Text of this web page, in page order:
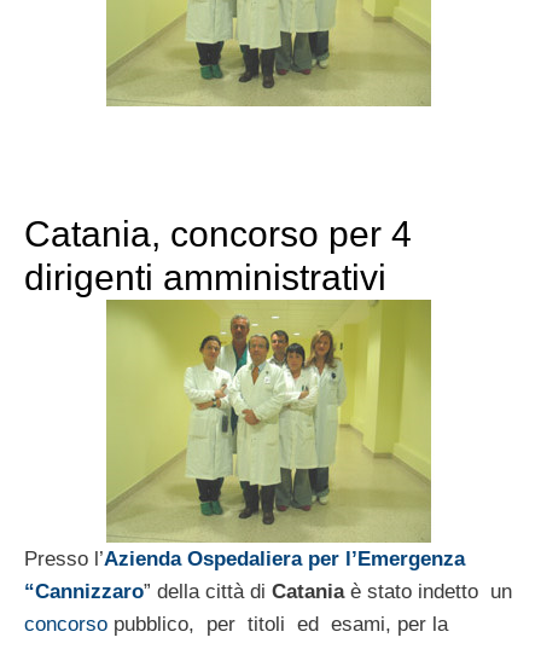
Catania, concorso per 4
dirigenti amministrativi
Presso l’Azienda Ospedaliera per l’Emergenza
“Cannizzaro” della città di Cataniaè stato indetto un
concorso pubblico, per titoli ed esami, per la